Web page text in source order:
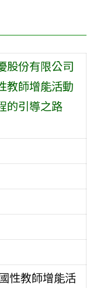
股份有限公司
教師增能活動
的引導之路
性教師增能活